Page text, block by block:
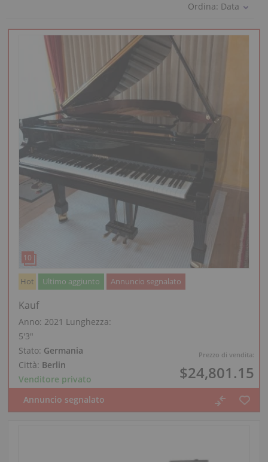
Ordina: Data
Prezzo di vendita:
$24,801.15
Hot Ultimo aggiunto Annuncio segnalato
Kauf
Anno: 2021 Lunghezza:
5′3″
Stato: Germania
Città: Berlin
Venditore privato